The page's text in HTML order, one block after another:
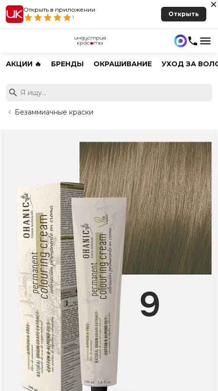
Открыть в приложении
1
Открыть
АКЦИИ 🔥 БРЕНДЫ ОКРАШИВАНИЕ УХОД ЗА
Безаммиачные краски